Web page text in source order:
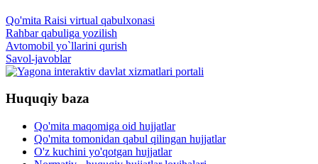
Qo'mita Raisi virtual qabulxonasi
Rahbar qabuliga yozilish
Avtomobil yo`llarini qurish
Savol-javoblar
Huquqiy baza
Qo'mita maqomiga oid hujjatlar
Qo'mita tomonidan qabul qilingan hujjatlar
O'z kuchini yo'qotgan hujjatlar